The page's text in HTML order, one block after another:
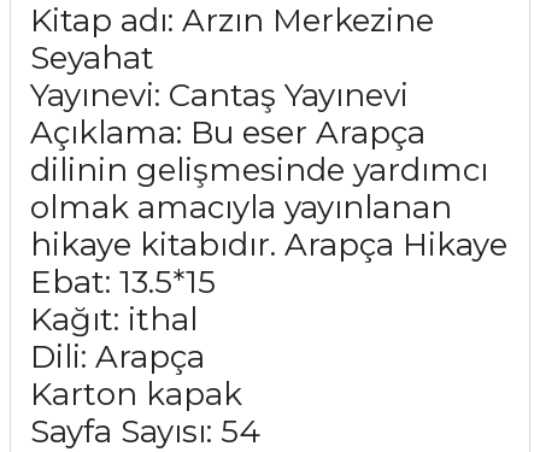
Kitap adı: Arzın Merkezine
Seyahat
Yayınevi: Cantaş Yayınevi
Açıklama: Bu eser Arapça
dilinin gelişmesinde yardımcı
olmak amacıyla yayınlanan
hikaye kitabıdır. Arapça Hikaye
Ebat: 13.5*15
Kağıt: ithal
Dili: Arapça
Karton kapak
Sayfa Sayısı: 54